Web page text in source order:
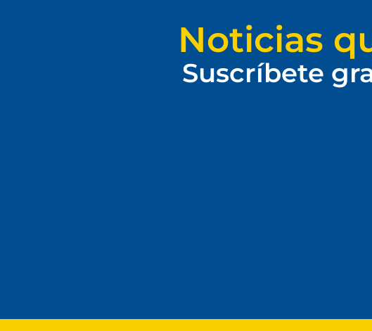
Noticias
Suscríbete